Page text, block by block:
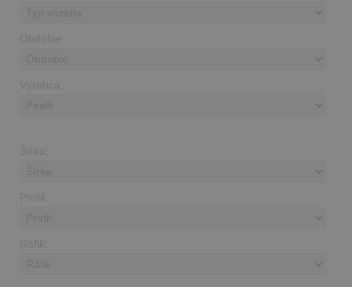
Obdobie:
Výrobca:
Šírka:
Profil:
Ráfik: